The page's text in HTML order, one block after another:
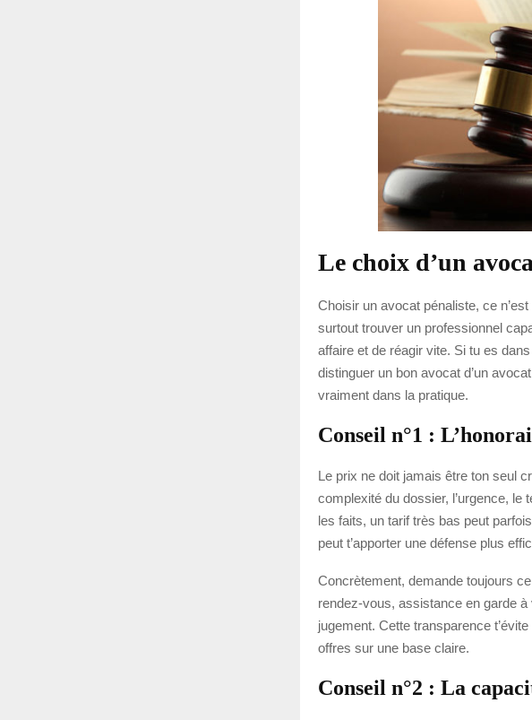
Le choix d’un
Choisir un avocat pénaliste, ce
surtout trouver un professionnel
affaire et de réagir vite. Si tu es
distinguer un bon avocat d’un
vraiment dans la pratique.
Conseil n°1 :
Le prix ne doit jamais être ton seul
complexité du dossier, l’urgence, le
les faits, un tarif très bas peut
peut t’apporter une défense plus
Concrètement, demande toujours
rendez-vous, assistance en garde à
jugement. Cette transparence
offres sur une base claire.
Conseil n°2 : La